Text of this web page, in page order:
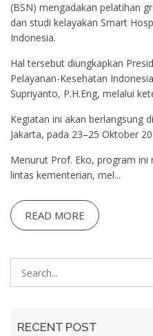
RECENT POST
(BSN) mengadakan pelatihan
dan studi kelayakan Smart
Indonesia.
Hal tersebut diungkapkan
Pelayanan-Kesehatan
Supriyanto, P.H.Eng, melalui
Kegiatan ini akan berlangsung
Jakarta, pada 23–25 Oktober
Menurut Prof. Eko, program ini
lintas kementerian, mel...
READ MORE